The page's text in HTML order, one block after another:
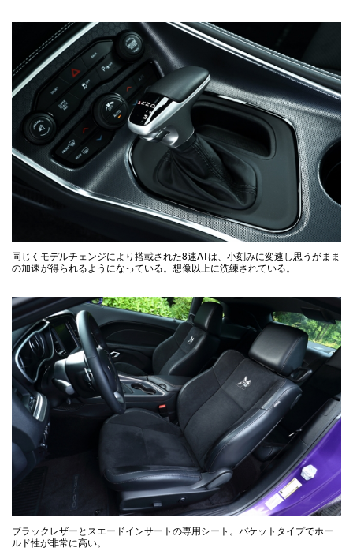
同じくモデルチェンジにより搭載された8速ATは、小刻みに変速し思うがまま
の加速が得られるようになっている。想像以上に洗練されている。
ブラックレザーとスエードインサートの専用シート。バケットタイプでホー
ルド性が非常に高い。